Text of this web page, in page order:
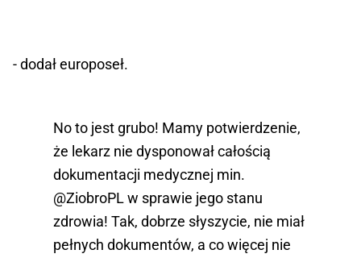
- dodał europoseł.
No to jest grubo! Mamy potwierdzenie,
że lekarz nie dysponował całością
dokumentacji medycznej min.
@ZiobroPLw sprawie jego stanu
zdrowia! Tak, dobrze słyszycie, nie miał
pełnych dokumentów, a co więcej nie